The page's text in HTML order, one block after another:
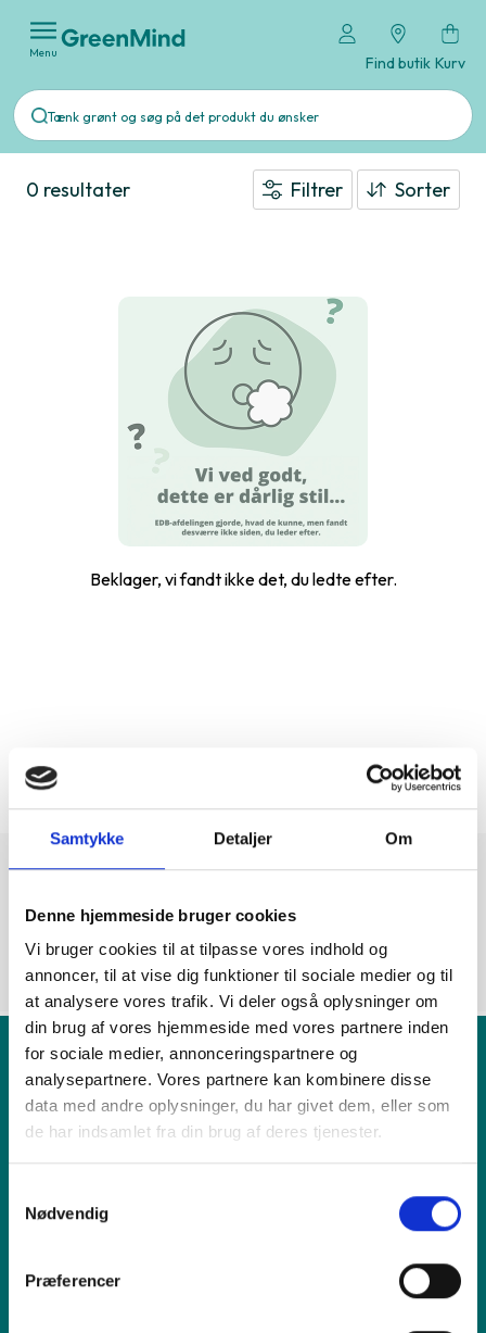
Samtykke Detaljer Om
Denne hjemmeside bruger cookies
Vi bruger cookies til at tilpasse vores indhold og
annoncer, til at vise dig funktioner til sociale medier og til
at analysere vores trafik. Vi deler også oplysninger om
din brug af vores hjemmeside med vores partnere inden
for sociale medier, annonceringspartnere og
analysepartnere. Vores partnere kan kombinere disse
data med andre oplysninger, du har givet dem, eller som
de har indsamlet fra din brug af deres tjenester.
Nødvendig
Præferencer
Menu
Find butik Kurv
0 resultater Filtrer Sorter
Beklager, vi fandt ikke det, du ledte efter.
1-0 af 0 ...
Produkt
Vi tilbyder